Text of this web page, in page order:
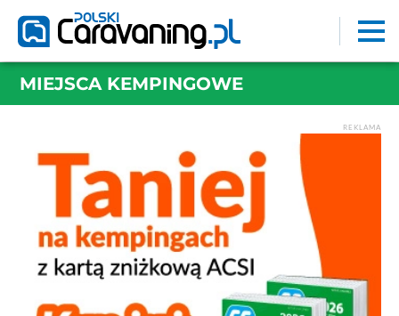
MIEJSCA KEMPINGOWE
REKLAMA